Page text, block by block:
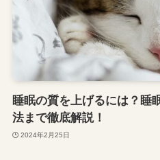
睡眠の質を上げるには？睡
法まで徹底解説！
2024年2月25日